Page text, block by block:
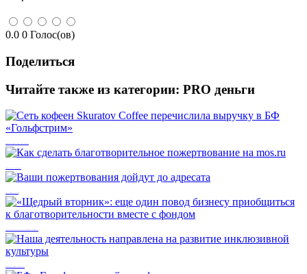
0.0 0 Голос(ов)
Поделиться
Читайте также из категории: PRO деньги